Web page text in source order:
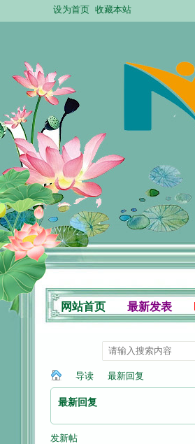
设为首页 收藏本站
网站首页 最新发表
纳 »
导读 最新回复
最新回复
发新帖